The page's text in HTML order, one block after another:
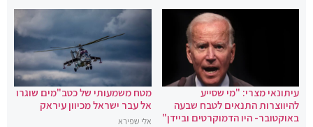
עיתונאי מצרי: "מי שסייע
להיווצרות התנאים לטבח שבעה
באוקטובר- היו הדמוקרטים וביידן"
מטח משמעותי של כטב"מים שוגרו
אל עבר ישראל מכיוון עיראק
אלי שפירא